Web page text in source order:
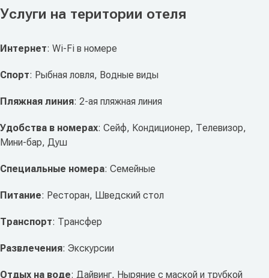
Услуги на територии отеля
Интернет: Wi-Fi в номере
Спорт: Рыбная ловля, Водные виды
Пляжная линия: 2-ая пляжная линия
Удобства в номерах: Сейф, Кондиционер, Телевизор,
Мини-бар, Душ
Специальные номера: Семейные
Питание: Ресторан, Шведский стол
Транспорт: Трансфер
Развлечения: Экскурсии
Отдых на воде: Дайвинг, Ныряние с маской и трубкой